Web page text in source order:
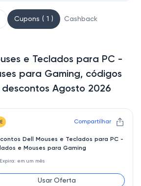
Cupons ( 1 ) Cashback
e Teclados para PC -
para Gaming, códigos
Agosto 2026
Compartilhar
Dell Mouses e Teclados para PC -
e Mouses para Gaming
Expira: em um mês
Usar Oferta